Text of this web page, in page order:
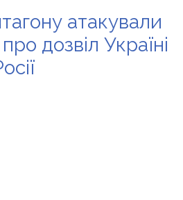
атакували
дозвіл Україні